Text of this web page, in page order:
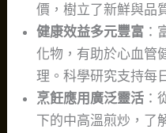
價，樹立了新鮮與品
健康效益多元豐富 ：
化物，有助於心血管
理。科學研究支持每
烹飪應用廣泛靈活 ：
下的中高溫煎炒，了